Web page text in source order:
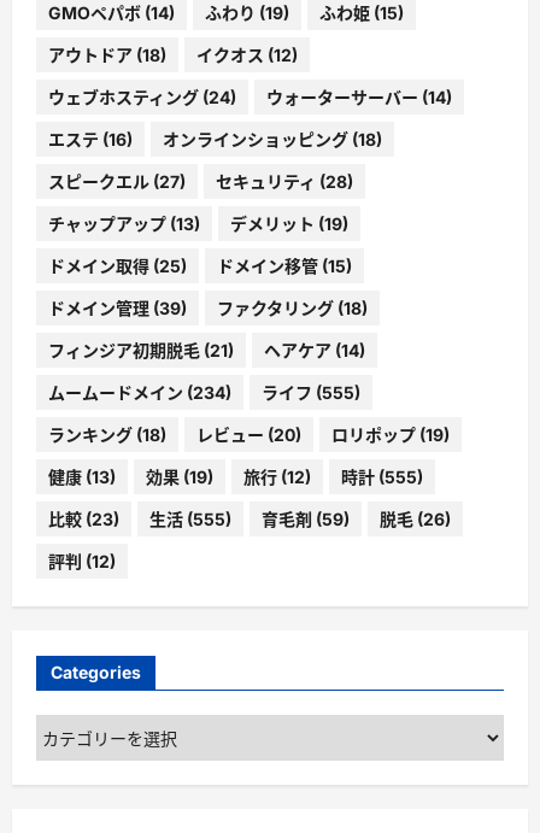
GMOペパボ (14) ふわり (19) ふわ姫 (15)
アウトドア (18) イクオス (12)
ウェブホスティング (24) ウォーターサーバー (14)
エステ (16) オンラインショッピング (18)
スピークエル (27) セキュリティ (28)
チャップアップ (13) デメリット (19)
ドメイン取得 (25) ドメイン移管 (15)
ドメイン管理 (39) ファクタリング (18)
フィンジア初期脱毛 (21) ヘアケア (14)
ムームードメイン (234) ライフ (555)
ランキング (18) レビュー (20) ロリポップ (19)
健康 (13) 効果 (19) 旅行 (12) 時計 (555)
比較 (23) 生活 (555) 育毛剤 (59) 脱毛 (26)
評判 (12)
Categories
Categories